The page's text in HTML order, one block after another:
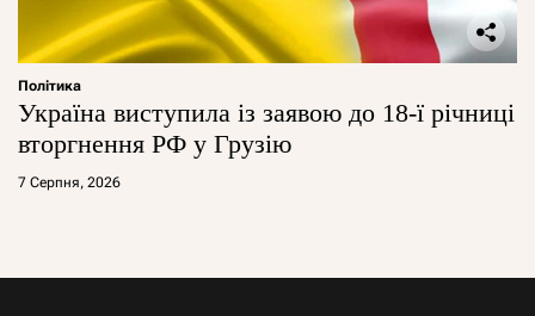
Політика
Україна виступила із заявою до 18-ї річниці
вторгнення РФ у Грузію
7 Серпня, 2026